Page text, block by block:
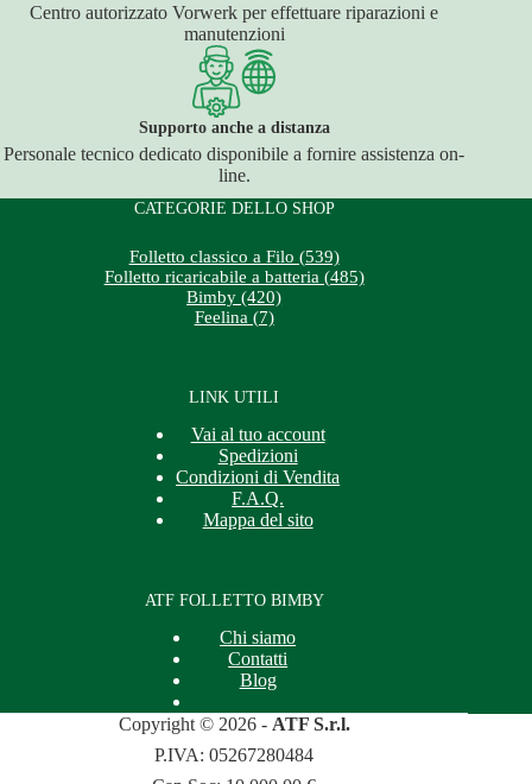
Centro autorizzato Vorwerk per effettuare riparazioni e
manutenzioni
Supporto anche a distanza
Personale tecnico dedicato disponibile a fornire assistenza on-
line.
CATEGORIE DELLO SHOP
Folletto classico a Filo (539)
Folletto ricaricabile a batteria (485)
Bimby (420)
Feelina (7)
LINK UTILI
Vai al tuo account
Spedizioni
Condizioni di Vendita
F.A.Q.
Mappa del sito
ATF FOLLETTO BIMBY
Chi siamo
Contatti
Blog
Copyright © 2026 - ATF S.r.l.
P.IVA: 05267280484